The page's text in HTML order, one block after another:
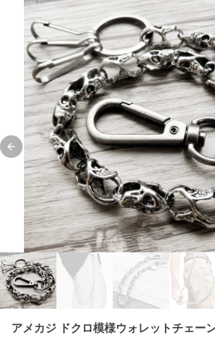
Previous slide
アメカジ ドクロ模様ウォレットチェー